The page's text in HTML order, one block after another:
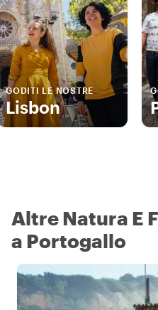
GODITI LE NOSTRE
Lisbon
Altre Natura E
a Portogallo